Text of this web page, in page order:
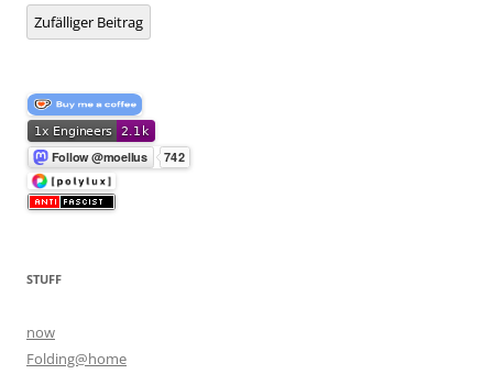
Zufälliger Beitrag
STUFF
now
Folding@home